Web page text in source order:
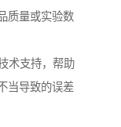
质量或实验数
术支持，帮助
当导致的误差